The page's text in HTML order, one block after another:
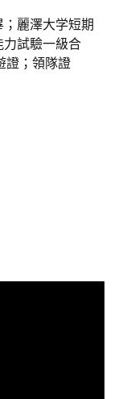
麗澤大学短期
試驗一級合
證；領隊證